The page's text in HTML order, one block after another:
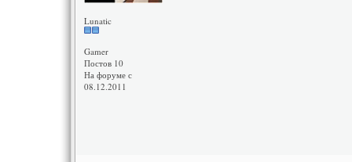
Lunatic
Gamer
Постов 10
На форуме с
08.12.2011